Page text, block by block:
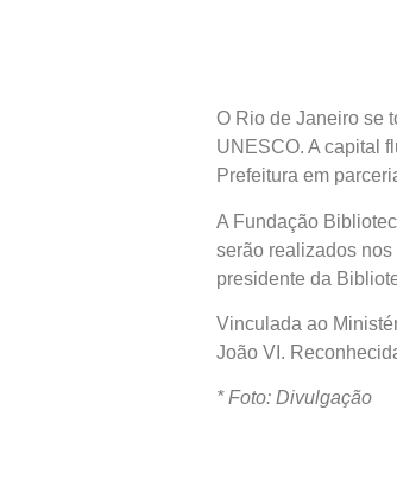
O Rio de Janeiro se
UNESCO. A capital
Prefeitura em
A Fundação
serão realizados
presidente da
Vinculada ao
João VI.
* Foto: Divulgação